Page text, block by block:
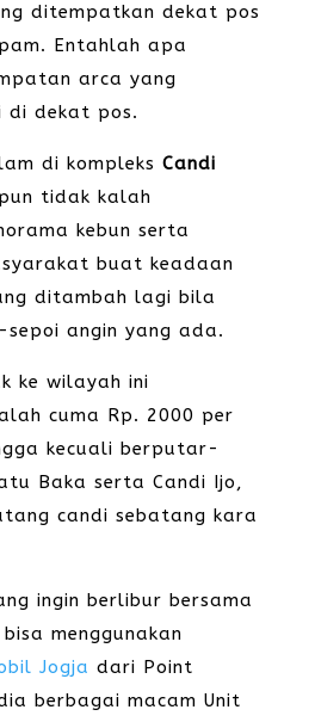
ditempatkan dekat pos
Entahlah apa
arca yang
di dekat pos.
di kompleks Candi
pun tidak kalah
kebun serta
buat keadaan
ditambah lagi bila
sepoi angin yang ada.
ke wilayah ini
cuma Rp. 2000 per
kecuali berputar-
Baka serta Candi Ijo,
candi sebatang kara
ingin berlibur bersama
menggunakan
Jogja dari Point
berbagai macam Unit